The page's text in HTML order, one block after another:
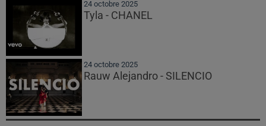
24 octobre 2025
Tyla - CHANEL
24 octobre 2025
Rauw Alejandro - SILENCIO